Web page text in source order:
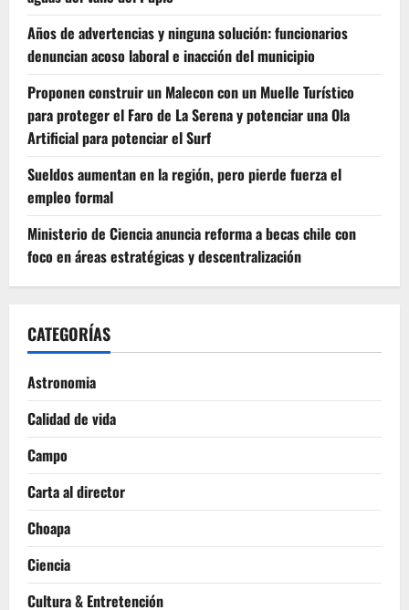
Años de advertencias y ninguna solución: funcionarios
denuncian acoso laboral e inacción del municipio
Proponen construir un Malecon con un Muelle Turístico
para proteger el Faro de La Serena y potenciar una Ola
Artificial para potenciar el Surf
Sueldos aumentan en la región, pero pierde fuerza el
empleo formal
Ministerio de Ciencia anuncia reforma a becas chile con
foco en áreas estratégicas y descentralización
CATEGORÍAS
Astronomia
Calidad de vida
Campo
Carta al director
Choapa
Ciencia
Cultura & Entretención